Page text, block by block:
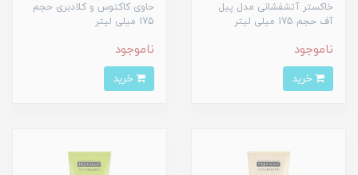
خاکستر آتشفشانی مدل پیل
آف حجم 175 میلی لیتر
ناموجود
حاوی کاکتوس و کلادبری حجم
175 میلی لیتر
ناموجود